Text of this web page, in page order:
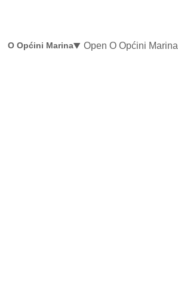
O Općini Marina Open O Općini Marina